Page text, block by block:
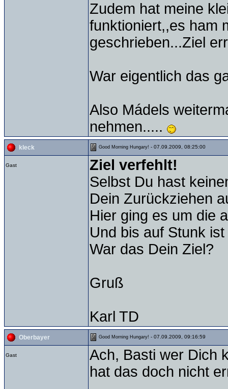
Zudem hat meine
funktioniert,,es ham
geschrieben...Ziel
War eigentlich das
Also Mádels
nehmen.....
kleck Good Morning Hungary! - 07.09.2009, 08:25:00
Gast
Ziel verfehlt!
Selbst Du hast
Dein Zurückziehen
Hier ging es um die
Und bis auf Stunk
War das Dein Ziel?
Gruß
Karl TD
Oberbayer Good Morning Hungary! - 07.09.2009, 09:16:59
Gast
Ach, Basti wer Dich
hat das doch nicht